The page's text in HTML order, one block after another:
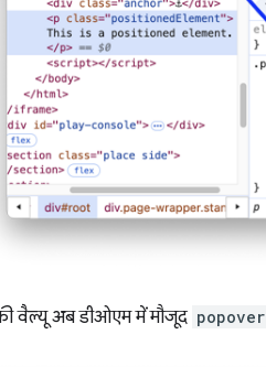
की वैल्यू अब डीओएम में मौजूद popover